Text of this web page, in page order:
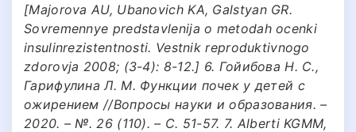
[Majorova AU, Ubanovich KA, Galstyan GR.
Sovremennye predstavlenija o metodah ocenki
insulinrezistentnosti. Vestnik reproduktivnogo
zdorovja 2008; (3-4): 8-12.] 6. Гойибова Н. С.,
Гарифулина Л. М. Функции почек у детей с
ожирением //Вопросы науки и образования. –
2020. – №. 26 (110). – С. 51-57. 7. Alberti KGMM,